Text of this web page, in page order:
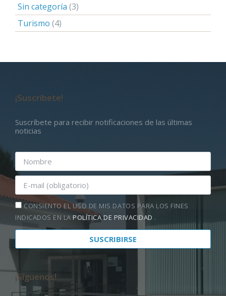
Sin categoría (3)
Turismo (4)
¡Suscríbete!
Suscríbete para recibir notificaciones de las últimas
noticias
CONSIENTO EL USO DE MIS DATOS PARA LOS FINES
INDICADOS EN LAPOLÍTICA DE PRIVACIDAD .
¡Síguenos!